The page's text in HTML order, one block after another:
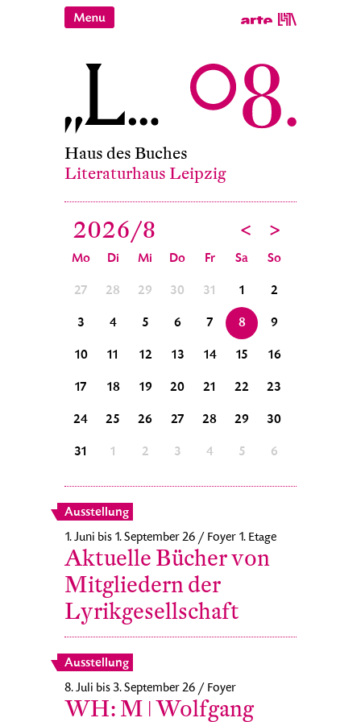
Haus des Buches
Literaturhaus Leipzig
Ausstellung
1. Juni bis 1. September 26 / Foyer 1. Etage
Aktuelle Bücher von
Mitgliedern der
Lyrikgesellschaft
Ausstellung
8. Juli bis 3. September 26 / Foyer
WH: M ǀ Wolfgang
2026/8 < >
Mo Di Mi Do Fr Sa So
27 28 29 30 31 1 2
3 4 5 6 7 8 9
10 11 12 13 14 15 16
17 18 19 20 21 22 23
24 25 26 27 28 29 30
31 1 2 3 4 5 6